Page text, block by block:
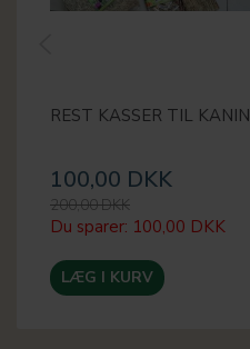
REST KASSER TIL KANIN
100,00 DKK
200,00 DKK
Du sparer: 100,00 DKK
LÆG I KURV